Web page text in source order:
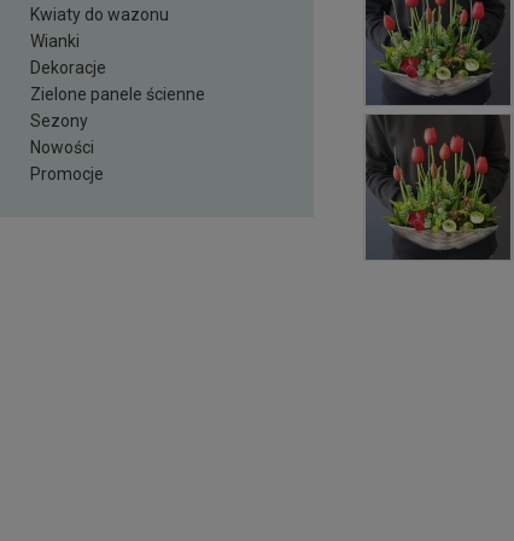
Kwiaty do wazonu
Wianki
Dekoracje
Zielone panele ścienne
Sezony
Nowości
Promocje